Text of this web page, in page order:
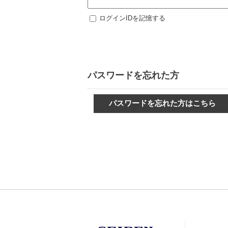
ログインIDを記憶する
パスワードを忘れた方
パスワードを忘れた方はこちら